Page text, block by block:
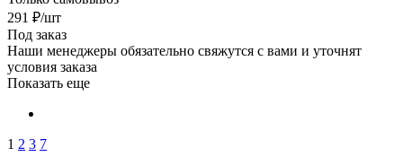
291 ₽/шт
Под заказ
Наши менеджеры обязательно свяжутся с вами и уточнят
условия заказа
Показать еще
1 2 3 7